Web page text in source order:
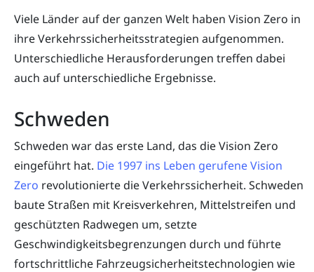
Viele Länder auf der ganzen Welt haben Vision Zero in
ihre Verkehrssicherheitsstrategien aufgenommen.
Unterschiedliche Herausforderungen treffen dabei
auch auf unterschiedliche Ergebnisse.
Schweden
Schweden war das erste Land, das die Vision Zero
eingeführt hat. Die 1997 ins Leben gerufene Vision
Zero revolutionierte die Verkehrssicherheit. Schweden
baute Straßen mit Kreisverkehren, Mittelstreifen und
geschützten Radwegen um, setzte
Geschwindigkeitsbegrenzungen durch und führte
fortschrittliche Fahrzeugsicherheitstechnologien wie